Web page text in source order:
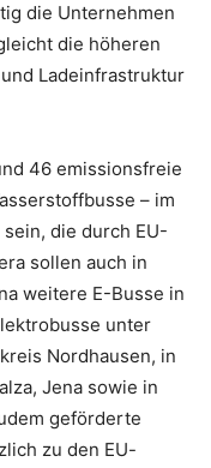
die Unternehmen
die höheren
Ladeinfrastruktur
46 emissionsfreie
– im
die durch EU-
sollen auch in
weitere E-Busse in
unter
Nordhausen, in
Jena sowie in
geförderte
zu den EU-